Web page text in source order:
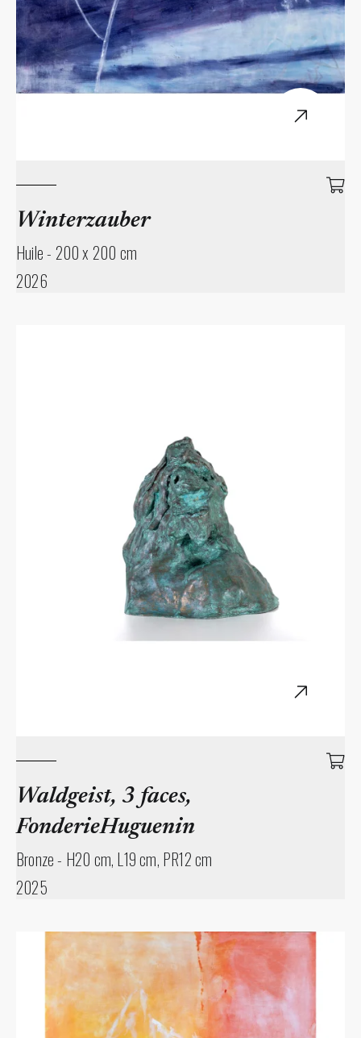
Winterzauber
Huile- 200 x 200 cm
2026
Waldgeist, 3 faces,
FonderieHuguenin
Bronze- H20 cm, L19 cm, PR12 cm
2025